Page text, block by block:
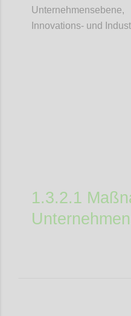
Innovations- und
1.3.2.1